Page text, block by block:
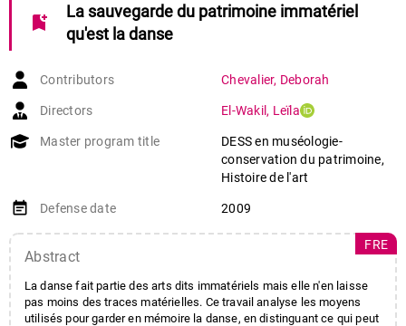
bookmark_add
La sauvegarde du patrimoine immatériel
qu'est la danse
Contributors Chevalier, Deborah
Directors El-Wakil , Leïla
Master program title
DESS en muséologie-
conservation du patrimoine,
Histoire de l'art
event_note Defense date 2009
Abstract
La danse fait partie des arts dits immatériels mais elle n'en laisse
pas moins des traces matérielles. Ce travail analyse les moyens
utilisés pour garder en mémoire la danse, en distinguant ce qui peut
FRE